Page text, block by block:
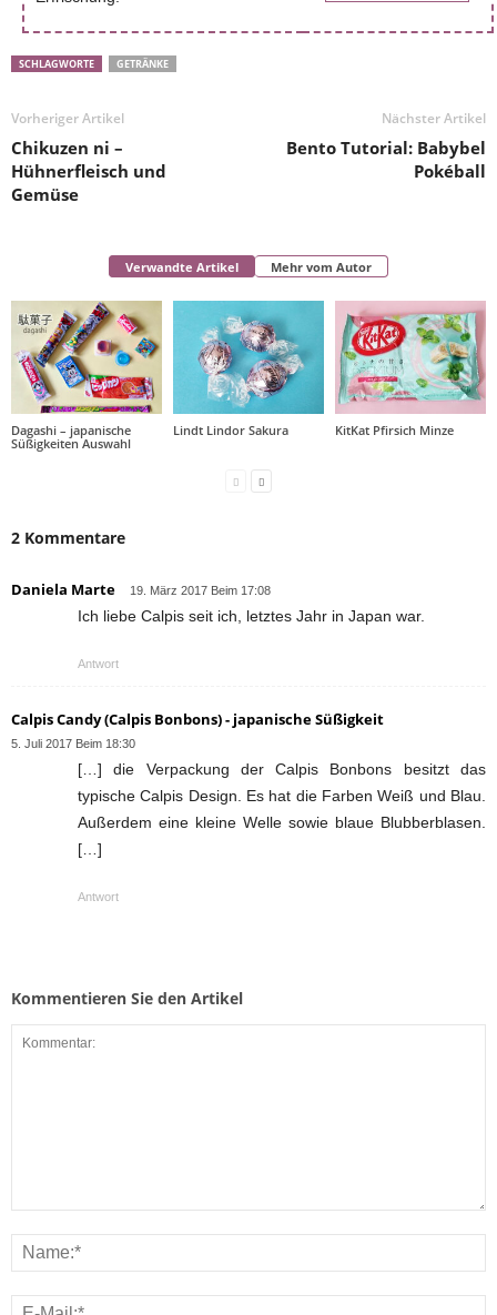
SCHLAGWORTE GETRÄNKE
Vorheriger Artikel
Chikuzen ni –
Hühnerfleisch und
Gemüse
Nächster Artikel
Bento Tutorial: Babybel
Pokéball
Verwandte Artikel Mehr vom Autor
Dagashi – japanische
Süßigkeiten Auswahl
Lindt Lindor Sakura KitKat Pfirsich Minze
2 Kommentare
Daniela Marte 19. März 2017 Beim 17:08
Ich liebe Calpis seit ich, letztes Jahr in Japan war.
Antwort
Calpis Candy (Calpis Bonbons) - japanische Süßigkeit
5. Juli 2017 Beim 18:30
[…] die Verpackung der Calpis Bonbons besitzt das
typische Calpis Design. Es hat die Farben Weiß und Blau.
Außerdem eine kleine Welle sowie blaue Blubberblasen.
[…]
Antwort
Kommentieren Sie den Artikel